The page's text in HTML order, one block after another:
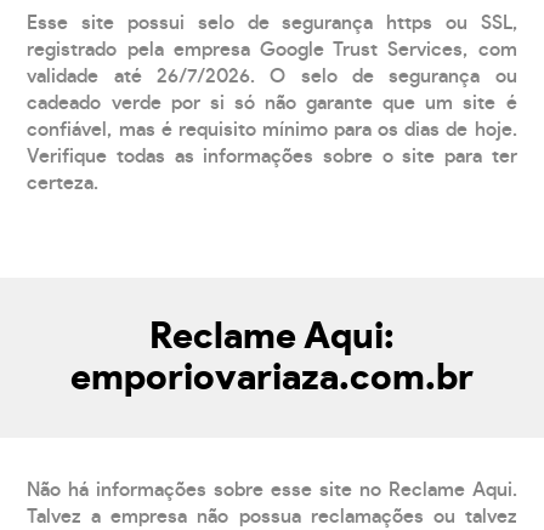
Esse site possui selo de segurança https ou SSL,
registrado pela empresa Google Trust Services, com
validade até 26/7/2026. O selo de segurança ou
cadeado verde por si só não garante que um site é
confiável, mas é requisito mínimo para os dias de hoje.
Verifique todas as informações sobre o site para ter
certeza.
Reclame Aqui:
emporiovariaza.com.br
Não há informações sobre esse site no Reclame Aqui.
Talvez a empresa não possua reclamações ou talvez